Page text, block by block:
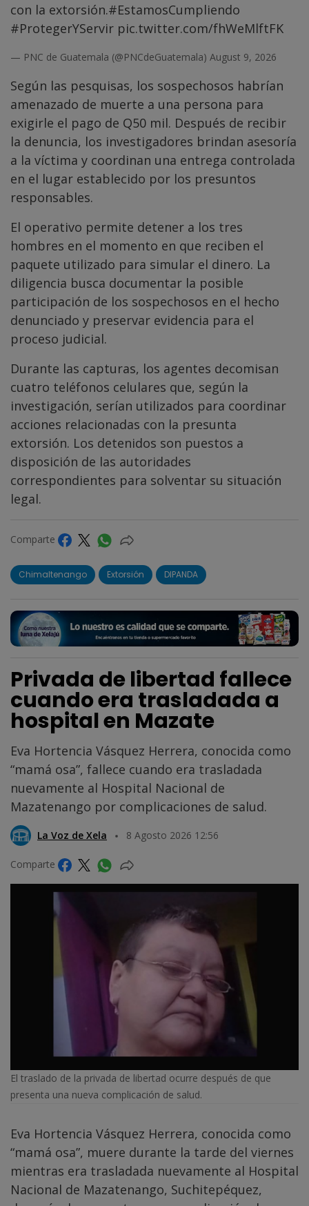
con la extorsión.#EstamosCumpliendo
#ProtegerYServir pic.twitter.com/fhWeMlftFK
— PNC de Guatemala (@PNCdeGuatemala) August 9, 2026
Según las pesquisas, los sospechosos habrían
amenazado de muerte a una persona para
exigirle el pago de Q50 mil. Después de recibir
la denuncia, los investigadores brindan asesoría
a la víctima y coordinan una entrega controlada
en el lugar establecido por los presuntos
responsables.
El operativo permite detener a los tres
hombres en el momento en que reciben el
paquete utilizado para simular el dinero. La
diligencia busca documentar la posible
participación de los sospechosos en el hecho
denunciado y preservar evidencia para el
proceso judicial.
Durante las capturas, los agentes decomisan
cuatro teléfonos celulares que, según la
investigación, serían utilizados para coordinar
acciones relacionadas con la presunta
extorsión. Los detenidos son puestos a
disposición de las autoridades
correspondientes para solventar su situación
legal.
Comparte
Chimaltenango Extorsión DIPANDA
Privada de libertad fallece
cuando era trasladada a
hospital en Mazate
Eva Hortencia Vásquez Herrera, conocida como
“mamá osa”, fallece cuando era trasladada
nuevamente al Hospital Nacional de
Mazatenango por complicaciones de salud.
La Voz de Xela 8 Agosto 2026 12:56
Comparte
El traslado de la privada de libertad ocurre después de que
presenta una nueva complicación de salud.
Eva Hortencia Vásquez Herrera, conocida como
“mamá osa”, muere durante la tarde del viernes
mientras era trasladada nuevamente al Hospital
Nacional de Mazatenango, Suchitepéquez,